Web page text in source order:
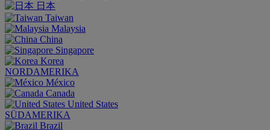
日本
Taiwan
Malaysia
China
Singapore
Korea
NORDAMERIKA
México
Canada
United States
SÜDAMERIKA
Brazil